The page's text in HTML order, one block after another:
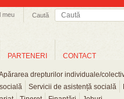
Caută
meu
drepturilor individuale/
Servicii de asistență socială
PARTENERI CONTACT